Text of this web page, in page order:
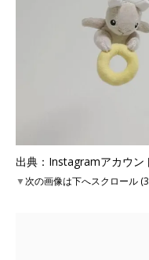
出典：Instagramアカウン
▼次の画像は下へスクロール